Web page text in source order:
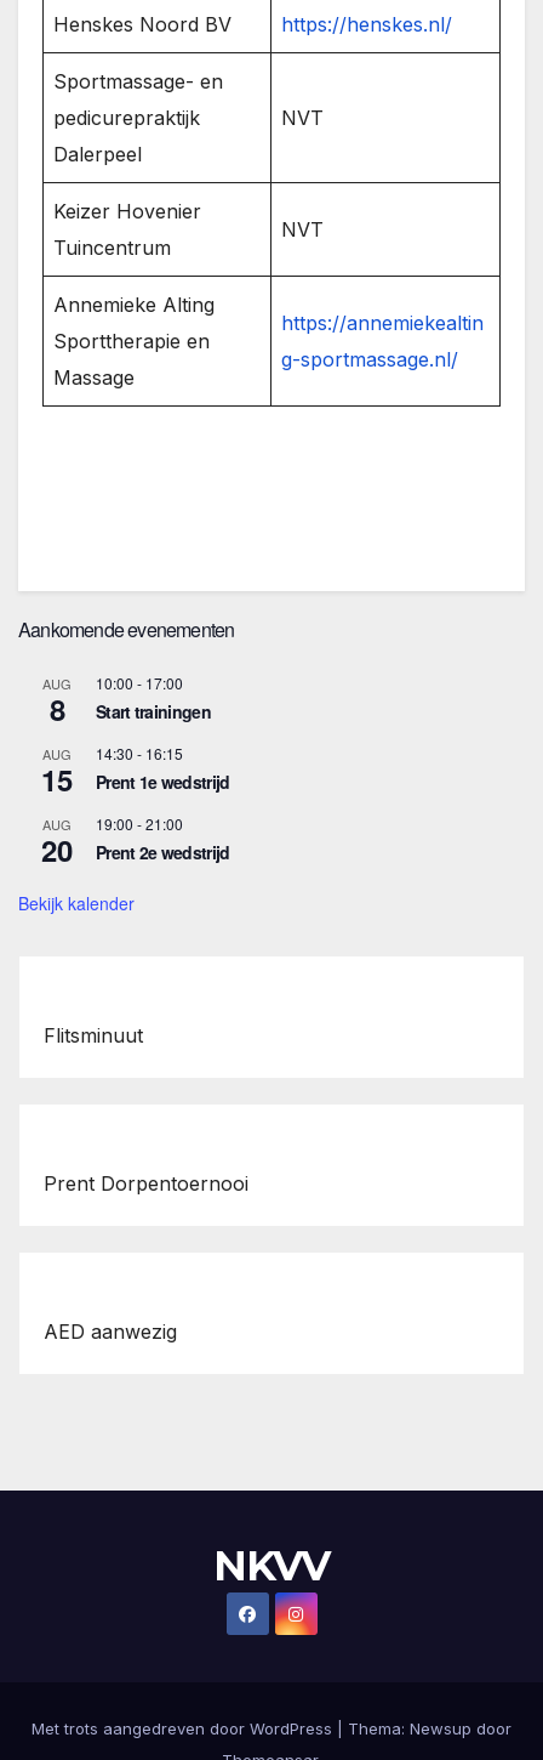
Henskes Noord BV https://henskes.nl/
Sportmassage- en
pedicurepraktijk
Dalerpeel
NVT
Keizer Hovenier
Tuincentrum
NVT
Annemieke Alting
Sporttherapie en
Massage
https://annemiekealtin
g-sportmassage.nl/
Aankomende evenementen
AUG
8
10:00 - 17:00
Start trainingen
AUG
15
14:30 - 16:15
Prent 1e wedstrijd
AUG
20
19:00 -21:00
Prent 2e wedstrijd
Bekijk kalender
Flitsminuut
Prent Dorpentoernooi
AED aanwezig
NKVV
Met trots aangedreven door WordPress Thema: Newsup door